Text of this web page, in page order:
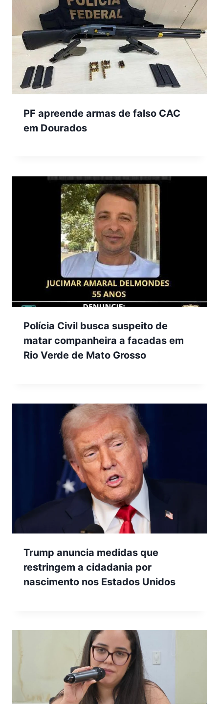
PF apreende armas de falso CAC
em Dourados
Polícia Civil busca suspeito de
matar companheira a facadas em
Rio Verde de Mato Grosso
Trump anuncia medidas que
restringem a cidadania por
nascimento nos Estados Unidos